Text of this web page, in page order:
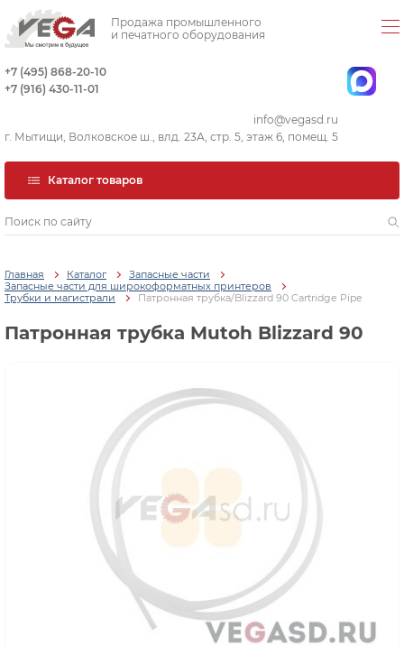
Продажа промышленного
и печатного оборудования
+7 (495) 868-20-10
+7 (916) 430-11-01
info@vegasd.ru
г. Мытищи, Волковское ш., влд. 23А, стр. 5, этаж 6, помещ. 5
Каталог товаров
Главная Каталог
Запасные части
Запасные части для широкоформатных принтеров
Трубки и магистрали
Патронная трубка/Blizzard 90 Cartridge Pipe
Патронная трубка Mutoh Blizzard 90